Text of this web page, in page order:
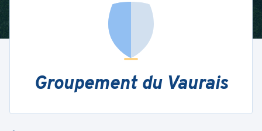
Groupement du Vaurais